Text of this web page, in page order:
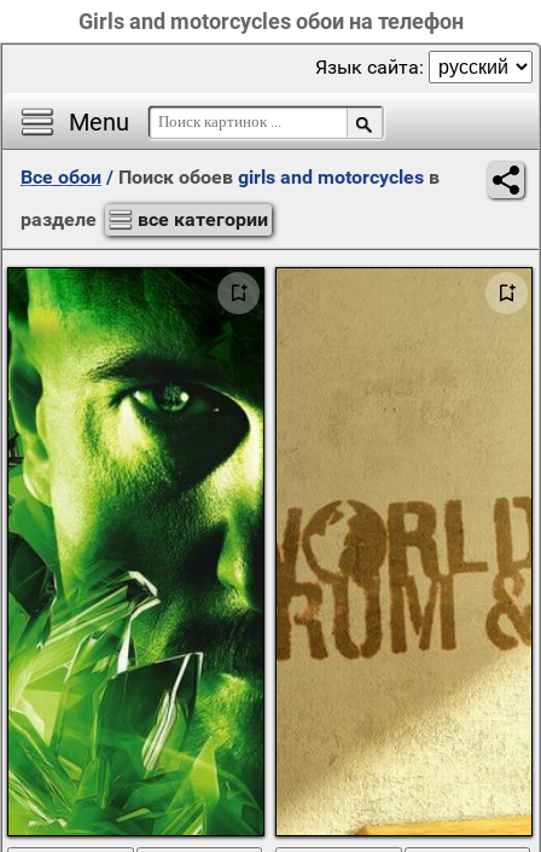
Girls and motorcycles обои на телефон
Menu
Язык сайта:
Все обои / Поиск обоев girls and motorcycles в
разделе
все категории